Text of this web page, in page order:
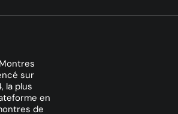
Montres
sur
la plus
en
de